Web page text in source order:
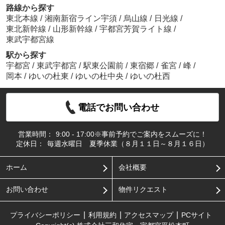
路線から探す
東北本線 / 湘南新宿ライン宇須 / 烏山線 / 日光線 /
東北新幹線 / 山形新幹線 / 宇都宮芳賀ライト線 /
東武宇都宮線
駅から探す
宇都宮 / 東武宇都宮 / 駅東公園前 / 東宿郷 / 雀宮 / 峰 /
岡本 / ゆいの杜東 / ゆいの杜中央 / ゆいの杜西
電話でお問い合わせ
営業時間：
9:00 - 17:00※事前予約でご案内をスムーズに！
定休日：
毎週水曜日 夏季休業（８月１１日～８月１６日）
ホーム 会社概要
お問い合わせ 物件リクエスト
プライバシーポリシー 利用規約 アクセスマップ
PCサイト